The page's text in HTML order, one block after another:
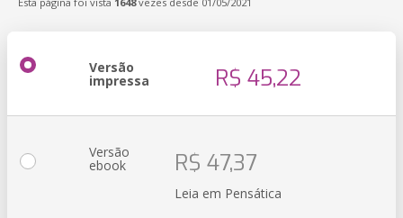
Versão
impressa R$ 45,22
Versão
ebook R$ 47,37
Leia em Pensática